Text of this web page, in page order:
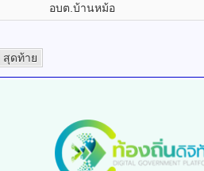
อบต.บ้านหม้อ
สุดท้าย